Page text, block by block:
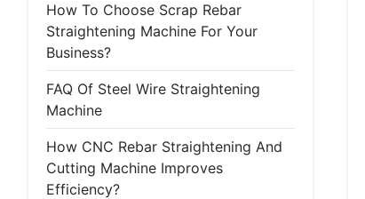
How To Choose Scrap Rebar
Straightening Machine For Your
Business?
FAQ Of Steel Wire Straightening
Machine
How CNC Rebar Straightening And
Cutting Machine Improves
Efficiency?